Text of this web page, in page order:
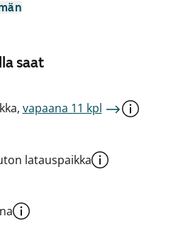
saat
vapaana 11 kpl
latauspaikka